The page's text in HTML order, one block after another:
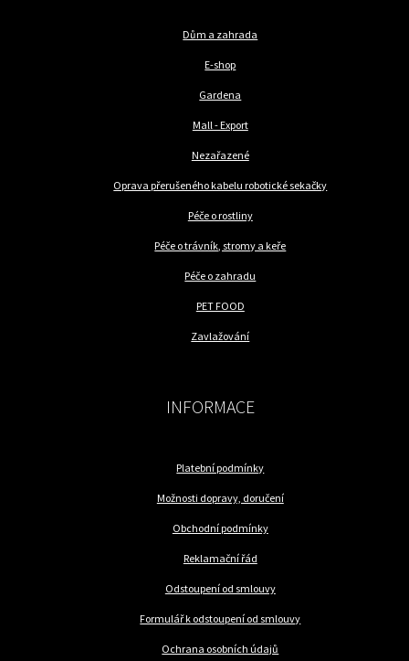
Dům a zahrada
E-shop
Gardena
Mall - Export
Nezařazené
Oprava přerušeného kabelu robotické sekačky
Péče o rostliny
Péče o trávník, stromy a keře
Péče o zahradu
PET FOOD
Zavlažování
INFORMACE
Platební podmínky
Možnosti dopravy, doručení
Obchodní podmínky
Reklamační řád
Odstoupení od smlouvy
Formulář k odstoupení od smlouvy
Ochrana osobních údajů